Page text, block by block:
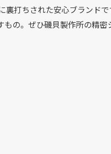
打ちされた安心ブランドで
の。ぜひ磯貝製作所の精密